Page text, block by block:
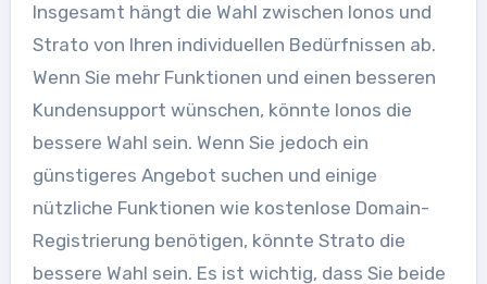
Insgesamt hängt die Wahl zwischen Ionos und
Strato von Ihren individuellen Bedürfnissen ab.
Wenn Sie mehr Funktionen und einen besseren
Kundensupport wünschen, könnte Ionos die
bessere Wahl sein. Wenn Sie jedoch ein
günstigeres Angebot suchen und einige
nützliche Funktionen wie kostenlose Domain-
Registrierung benötigen, könnte Strato die
bessere Wahl sein. Es ist wichtig, dass Sie beide